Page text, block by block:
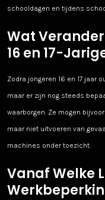
schooldagen en tijdens
Wat
16 en 17-
Zodra jongeren 16 en 17 jaar
maar er zijn nog steeds
waarborgen. Ze mogen
maar niet uitvoeren van
machines onder toezicht.
Vanaf Welke